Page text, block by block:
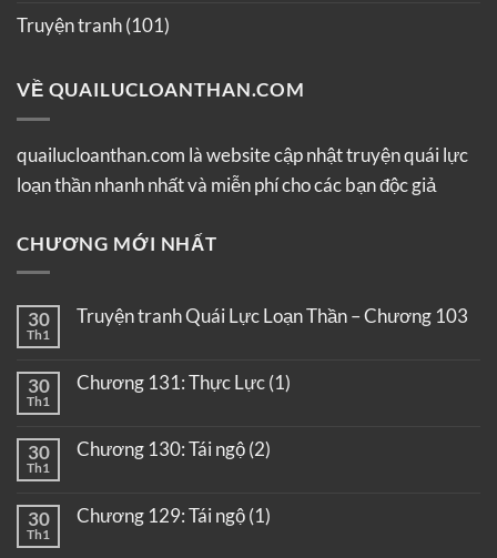
Truyện tranh(101)
VỀ QUAILUCLOANTHAN.COM
quailucloanthan.com là website cập nhật truyện quái lực
loạn thần nhanh nhất và miễn phí cho các bạn độc giả
CHƯƠNG MỚI NHẤT
30
Th1
Truyện tranh Quái Lực Loạn Thần – Chương 103
30
Th1
Chương 131: Thực Lực (1)
30
Th1
Chương 130: Tái ngộ (2)
30
Th1
Chương 129: Tái ngộ (1)